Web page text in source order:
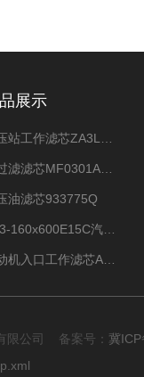
展示
油滤芯933775Q
限公司 备案号： 冀